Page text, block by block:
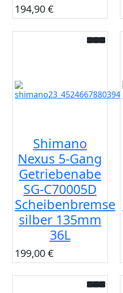
194,90 €
Shimano
Nexus 5-Gang
Getriebenabe
SG-C70005D
Scheibenbremse
silber 135mm
36L
199,00 €